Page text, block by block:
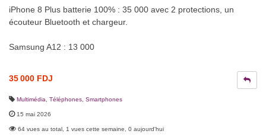
iPhone 8 Plus batterie 100% : 35 000 avec 2 protections, un
écouteur Bluetooth et chargeur.
Samsung A12 : 13 000
35 000 FDJ
Multimédia Téléphones, Smartphones
15 mai 2026
64 vues au total, 1 vues cette semaine, 0 aujourd'hui